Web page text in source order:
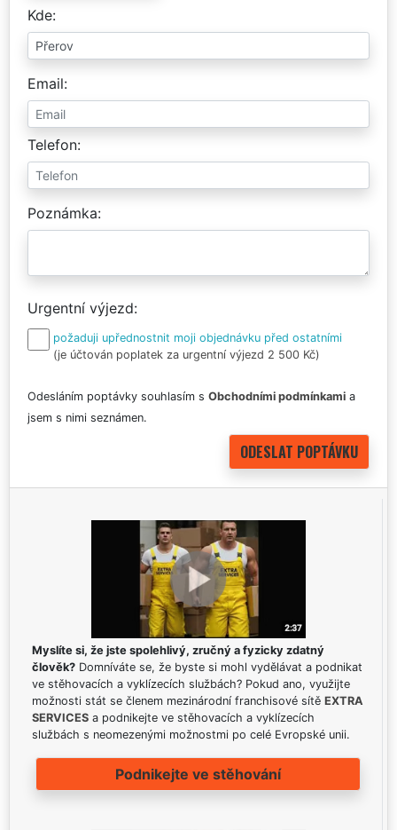
Kde
Email
Telefon
Poznámka
Urgentní výjezd
požaduji upřednostnit moji objednávku před ostatními
(je účtován poplatek za urgentní výjezd 2 500 Kč)
Odesláním poptávky souhlasím s Obchodními podmínkami a
jsem s nimi seznámen.
Myslíte si, že jste spolehlivý, zručný a fyzicky zdatný
člověk? Domníváte se, že byste si mohl vydělávat a podnikat
ve stěhovacích a vyklízecích službách? Pokud ano, využijte
možnosti stát se členem mezinárodní franchisové sítě EXTRA
SERVICES a podnikejte ve stěhovacích a vyklízecích
službách s neomezenými možnostmi po celé Evropské unii.
Podnikejte ve stěhování